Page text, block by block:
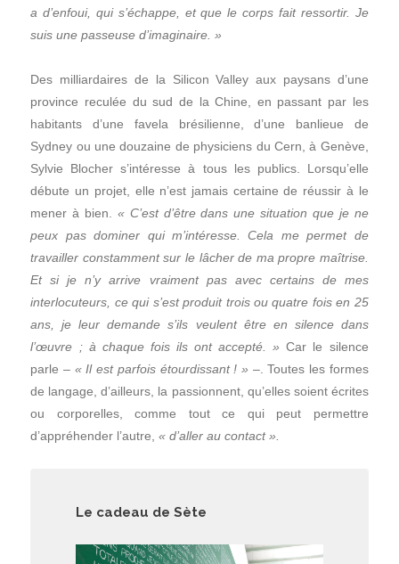
a d’enfoui, qui s’échappe, et que le corps fait ressortir. Je
suis une passeuse d’imaginaire. »
Des milliardaires de la Silicon Valley aux paysans d’une
province reculée du sud de la Chine, en passant par les
habitants d’une favela brésilienne, d’une banlieue de
Sydney ou une douzaine de physiciens du Cern, à Genève,
Sylvie Blocher s’intéresse à tous les publics. Lorsqu’elle
débute un projet, elle n’est jamais certaine de réussir à le
mener à bien. « C’est d’être dans une situation que je ne
peux pas dominer qui m’intéresse. Cela me permet de
travailler constamment sur le lâcher de ma propre maîtrise.
Et si je n’y arrive vraiment pas avec certains de mes
interlocuteurs, ce qui s’est produit trois ou quatre fois en 25
ans, je leur demande s’ils veulent être en silence dans
l’œuvre ; à chaque fois ils ont accepté. » Car le silence
parle – « Il est parfois étourdissant ! » –. Toutes les formes
de langage, d’ailleurs, la passionnent, qu’elles soient écrites
ou corporelles, comme tout ce qui peut permettre
d’appréhender l’autre,« d’aller au contact ».
Le cadeau de Sète